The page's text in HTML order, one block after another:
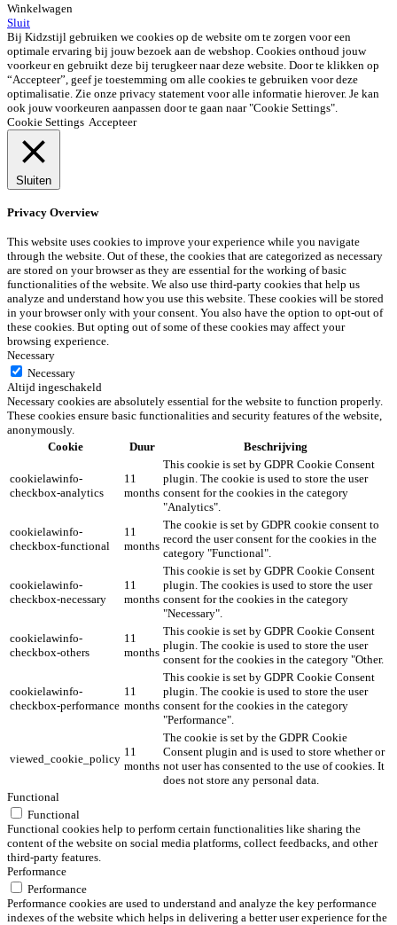
Winkelwagen
Sluit
Bij Kidzstijl gebruiken we cookies op de website om te zorgen voor een
optimale ervaring bij jouw bezoek aan de webshop. Cookies onthoud jouw
voorkeur en gebruikt deze bij terugkeer naar deze website. Door te klikken op
“Accepteer”, geef je toestemming om alle cookies te gebruiken voor deze
optimalisatie. Zie onze privacy statement voor alle informatie hierover. Je kan
ook jouw voorkeuren aanpassen door te gaan naar "Cookie Settings".
Cookie Settings Accepteer
Sluiten
Privacy Overview
This website uses cookies to improve your experience while you navigate
through the website. Out of these, the cookies that are categorized as necessary
are stored on your browser as they are essential for the working of basic
functionalities of the website. We also use third-party cookies that help us
analyze and understand how you use this website. These cookies will be stored
in your browser only with your consent. You also have the option to opt-out of
these cookies. But opting out of some of these cookies may affect your
browsing experience.
Necessary
Necessary
Altijd ingeschakeld
Necessary cookies are absolutely essential for the website to function properly.
These cookies ensure basic functionalities and security features of the website,
anonymously.
Cookie
Duur Beschrijving
cookielawinfo-
checkbox-analytics
11
months
This cookie is set by GDPR Cookie Consent
plugin. The cookie is used to store the user
consent for the cookies in the category
"Analytics".
cookielawinfo-
checkbox-functional
11
months
The cookie is set by GDPR cookie consent to
record the user consent for the cookies in the
category "Functional".
cookielawinfo-
checkbox-necessary
11
months
This cookie is set by GDPR Cookie Consent
plugin. The cookies is used to store the user
consent for the cookies in the category
"Necessary".
cookielawinfo-
checkbox-others
11
months
This cookie is set by GDPR Cookie Consent
plugin. The cookie is used to store the user
consent for the cookies in the category "Other.
cookielawinfo-
checkbox-performance
11
months
This cookie is set by GDPR Cookie Consent
plugin. The cookie is used to store the user
consent for the cookies in the category
"Performance".
viewed_cookie_policy
11
months
The cookie is set by the GDPR Cookie
Consent plugin and is used to store whether or
not user has consented to the use of cookies. It
does not store any personal data.
Functional
Functional
Functional cookies help to perform certain functionalities like sharing the
content of the website on social media platforms, collect feedbacks, and other
third-party features.
Performance
Performance
Performance cookies are used to understand and analyze the key performance
indexes of the website which helps in delivering a better user experience for the